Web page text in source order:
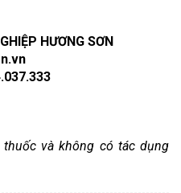
HƯƠNG SƠN
và không có tác dụng